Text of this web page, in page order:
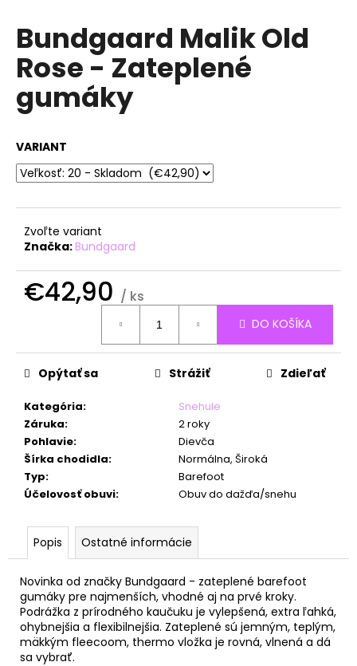
Bundgaard Malik Old
Rose - Zateplené
gumáky
VARIANT
Zvoľte variant
Značka:Bundgaard
€42,90 / ks
DO KOŠÍKA
Kategória:
Snehule
Záruka:
2 roky
Pohlavie:
Dievča
Šírka chodidla:
Normálna, Široká
Typ:
Barefoot
Účelovosť obuvi: Obuv do dažďa/snehu
Opýtať sa Strážiť Zdieľať
Popis Ostatné informácie
Novinka od značky Bundgaard - zateplené barefoot
gumáky pre najmenších, vhodné aj na prvé kroky.
Podrážka z prírodného kaučuku je vylepšená, extra ľahká,
ohybnejšia a flexibilnejšia. Zateplené sú jemným, teplým,
mäkkým fleecoom, thermo vložka je rovná, vlnená a dá
sa vybrať.
j
s
ť
?
HĽADAŤ
O
d
p
č
a
e